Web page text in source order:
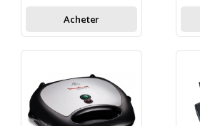
Acheter